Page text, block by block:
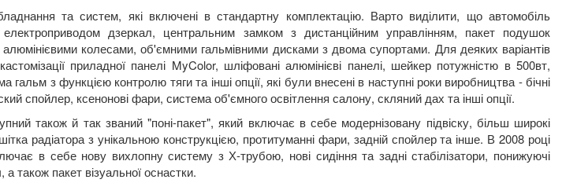
та систем, які включені в стандартну комплектацію. Варто виділити, що автомобіль
електроприводом дзеркал, центральним замком з дистанційним управлінням, пакет подушок
колесами, об'ємними гальмівними дисками з двома супортами. Для деяких варіантів
приладної панелі MyColor, шліфовані алюмінієві панелі, шейкер потужністю в 500вт,
гальм з функцією контролю тяги та інші опції, які були внесені в наступні роки виробництва - бічні
спойлер, ксенонові фари, система об'ємного освітлення салону, скляний дах та інші опції.
також й так званий "поні-пакет", який включає в себе модернізовану підвіску, більш широкі
радіатора з унікальною конструкцією, протитуманні фари, задній спойлер та інше. В 2008 році
в себе нову вихлопну систему з Х-трубою, нові сидіння та задні стабілізатори, понижуючі
також пакет візуальної оснастки.